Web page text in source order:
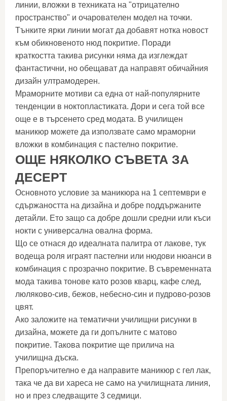
линии, вложки в техниката на "отрицателно
пространство" и очарователен модел на точки.
Тънките ярки линии могат да добавят нотка новост
към обикновеното нюд покритие. Поради
краткостта такива рисунки няма да изглеждат
фантастични, но обещават да направят обичайния
дизайн ултрамодерен.
Мраморните мотиви са една от най-популярните
тенденции в ноктопластиката. Дори и сега той все
още е в търсенето сред модата. В училищен
маникюр можете да използвате само мраморни
вложки в комбинация с пастелно покритие.
ОЩЕ НЯКОЛКО СЪВЕТА ЗА
ДЕСЕРТ
Основното условие за маникюра на 1 септември е
сдържаността на дизайна и добре поддържаните
детайли. Ето защо са добре дошли средни или къси
нокти с универсална овална форма.
Що се отнася до идеалната палитра от лакове, тук
водеща роля играят пастелни или нюдови нюанси в
комбинация с прозрачно покритие. В съвременната
мода такива тонове като розов кварц, кафе след,
люляково-сив, бежов, небесно-син и пудрово-розов
цвят.
Ако заложите на тематични училищни рисунки в
дизайна, можете да ги допълните с матово
покритие. Такова покритие ще прилича на
училищна дъска.
Препоръчително е да направите маникюр с гел лак,
така че да ви хареса не само на училищната линия,
но и през следващите 3 седмици.